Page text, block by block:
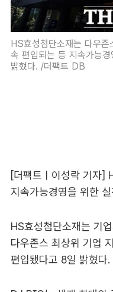
HS효성첨단소재는 다우
속 편입되는 등 지속가능
밝혔다. /더팩트 DB
[더팩트ㅣ이성락 기자]
지속가능경영을 위한
HS효성첨단소재는 기
다우존스 최상위 기업
편입됐다고 8일 밝혔다.